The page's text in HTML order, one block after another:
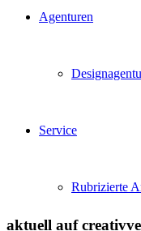
Agenturen
Service
Rubrizierte
aktuell auf